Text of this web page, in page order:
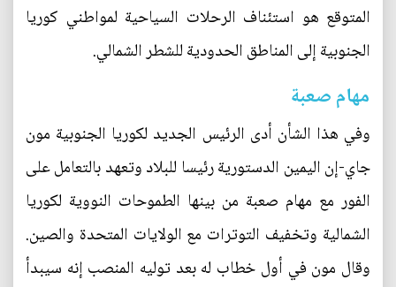
المتوقع هو استئناف الرحلات السياحية لمواطني كوريا
الجنوبية إلى المناطق الحدودية للشطر الشمالي.
مهام صعبة
وفي هذا الشأن أدى الرئيس الجديد لكوريا الجنوبية مون
جاي-إن اليمين الدستورية رئيسا للبلاد وتعهد بالتعامل على
الفور مع مهام صعبة من بينها الطموحات النووية لكوريا
الشمالية وتخفيف التوترات مع الولايات المتحدة والصين.
وقال مون في أول خطاب له بعد توليه المنصب إنه سيبدأ